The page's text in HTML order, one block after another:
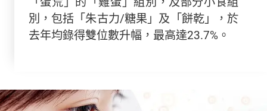
別，包括「朱古力/糖果」及「餅乾」，於
去年均錄得雙位數升幅，最高達23.7%。